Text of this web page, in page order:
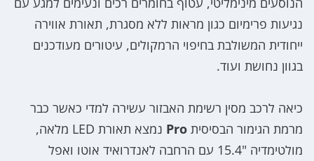
נגיעות פרימיום כגון מראות ללא מסגרת, תאורת אווירה
ייחודית המשולבת בחיפוי הרמקולים, עיטורים מעודכנים
בגוון נחושת ועוד.
כיאה לרכב מסין רשימת האבזור עשירה למדי כאשר כבר
מרמת הגימור הבסיסית Pro
נמצא תאורת LED מלאה,
מולטימדיה "15.4 עם הרחבה לאנדרואיד אוטו ואפל